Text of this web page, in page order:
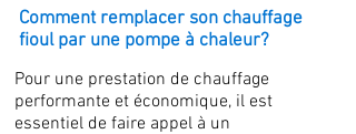
Comment remplacer son chauffage
fioul par une pompe à chaleur?
Pour une prestation de chauffage
performante et économique, il est
essentiel de faire appel à un